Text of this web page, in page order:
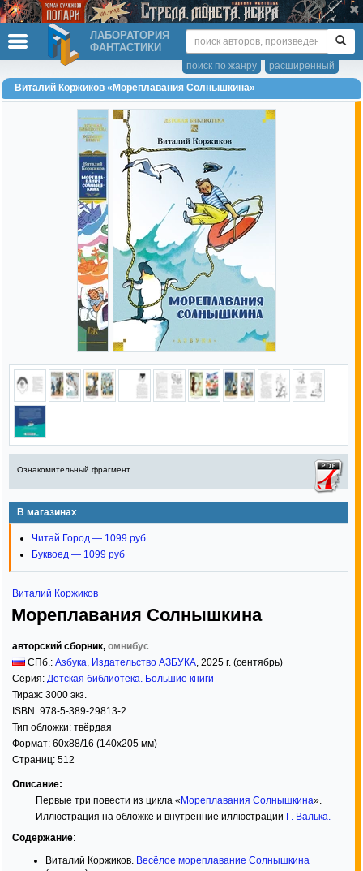
ЛАБОРАТОРИЯ
ФАНТАСТИКИ
расширенный
поиск по жанру
Виталий Коржиков «Мореплавания Солнышкина»
Ознакомительный фрагмент
В магазинах
Читай Город — 1099 руб
Буквоед — 1099 руб
Виталий Коржиков
Мореплавания Солнышкина
авторский сборник, омнибус
СПб.: Азбука, Издательство АЗБУКА, 2025 г. (сентябрь)
Серия: Детская библиотека. Большие книги
Тираж: 3000 экз.
ISBN: 978-5-389-29813-2
Тип обложки: твёрдая
Формат: 60x88/16 (140x205 мм)
Страниц: 512
Описание:
Первые три повести из цикла « Мореплавания Солнышкина».
Иллюстрация на обложке и внутренние иллюстрации Г. Валька.
Содержание:
Виталий Коржиков. Весёлое мореплавание Солнышкина